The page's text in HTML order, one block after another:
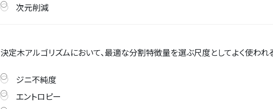
次元削減
決定木アルゴリズムにおいて、最適な分割特徴量を選ぶ尺度としてよく使われ
ジニ不純度
エントロピー